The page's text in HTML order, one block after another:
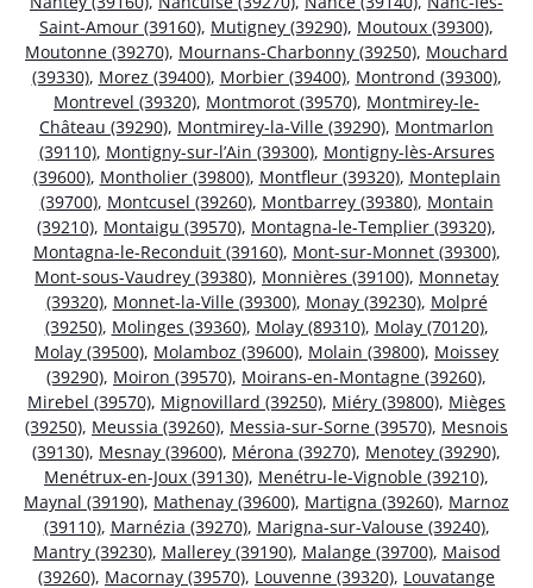
Saint-Amour (39160), Mutigney (39290), Moutoux (39300),
Moutonne (39270), Mournans-Charbonny (39250), Mouchard
(39330), Morez (39400), Morbier (39400), Montrond (39300),
Montrevel (39320), Montmorot (39570), Montmirey-le-
Château (39290), Montmirey-la-Ville (39290), Montmarlon
(39110), Montigny-sur-l’Ain (39300), Montigny-lès-Arsures
(39600), Montholier (39800), Montfleur (39320), Monteplain
(39700), Montcusel (39260), Montbarrey (39380), Montain
(39210), Montaigu (39570), Montagna-le-Templier (39320),
Montagna-le-Reconduit (39160), Mont-sur-Monnet (39300),
Mont-sous-Vaudrey (39380), Monnières (39100), Monnetay
(39320), Monnet-la-Ville (39300), Monay (39230), Molpré
(39250), Molinges (39360), Molay (89310), Molay (70120),
Molay (39500), Molamboz (39600), Molain (39800), Moissey
(39290), Moiron (39570), Moirans-en-Montagne (39260),
Mirebel (39570), Mignovillard (39250), Miéry (39800), Mièges
(39250), Meussia (39260), Messia-sur-Sorne (39570), Mesnois
(39130), Mesnay (39600), Mérona (39270), Menotey (39290),
Menétrux-en-Joux (39130), Menétru-le-Vignoble (39210),
Maynal (39190), Mathenay (39600), Martigna (39260), Marnoz
(39110), Marnézia (39270), Marigna-sur-Valouse (39240),
Mantry (39230), Mallerey (39190), Malange (39700), Maisod
(39260), Macornay (39570), Louvenne (39320), Louvatange